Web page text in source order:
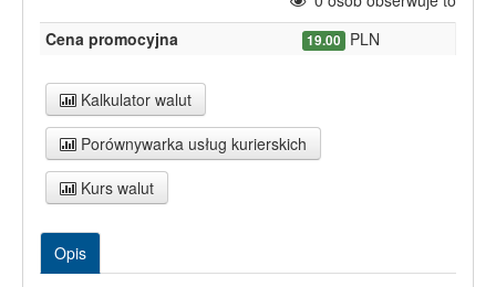
Cena promocyjna
19.00 PLN
Kalkulator walut
Porównywarka usług kurierskich
Kurs walut
Opis